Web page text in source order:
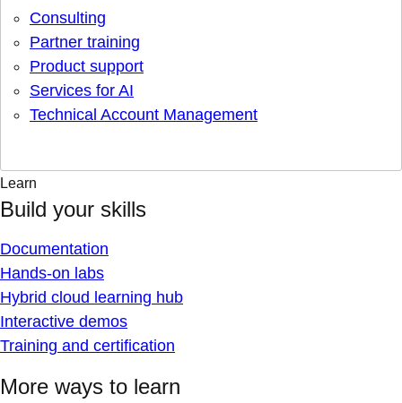
Consulting
Partner training
Product support
Services for AI
Technical Account Management
Learn
Build your skills
Documentation
Hands-on labs
Hybrid cloud learning hub
Interactive demos
Training and certification
More ways to learn